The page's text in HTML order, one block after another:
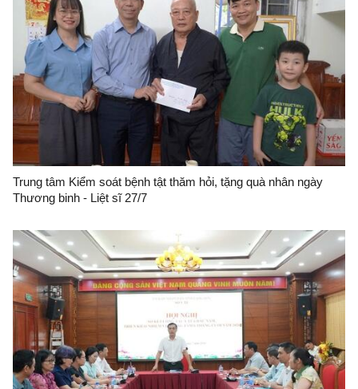
Trung tâm Kiểm soát bệnh tật thăm hỏi, tặng quà nhân ngày
Thương binh - Liệt sĩ 27/7